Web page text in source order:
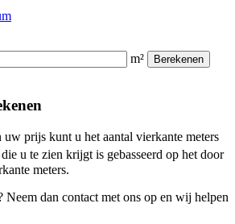
m² Berekenen
uw prijs kunt u het aantal vierkante meters
u te zien krijgt is gebasseerd op het door
meters.
dan contact met ons op en wij helpen